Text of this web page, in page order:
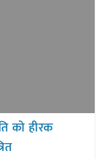
को हीरक